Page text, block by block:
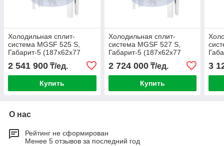
Холодильная сплит-
система МGSF 525 S,
Габарит-5 (187х62х77
(137) 182х68х59 мм)
2 541 900 ₸/ед.
Купить
Холодильная сплит-
система МGSF 527 S,
Габарит-5 (187х62х77
(137) 182х68х59 мм)
2 724 000₸/ед.
Купить
3
О нас
Рейтинг не сформирован
Менее 5 отзывов за последний год